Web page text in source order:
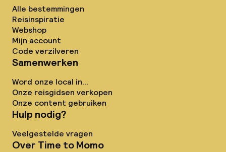
Alle bestemmingen
Reisinspiratie
Webshop
Mijn account
Code verzilveren
Samenwerken
Word onze local in...
Onze reisgidsen verkopen
Onze content gebruiken
Hulp nodig?
Veelgestelde vragen
Over Time to Momo